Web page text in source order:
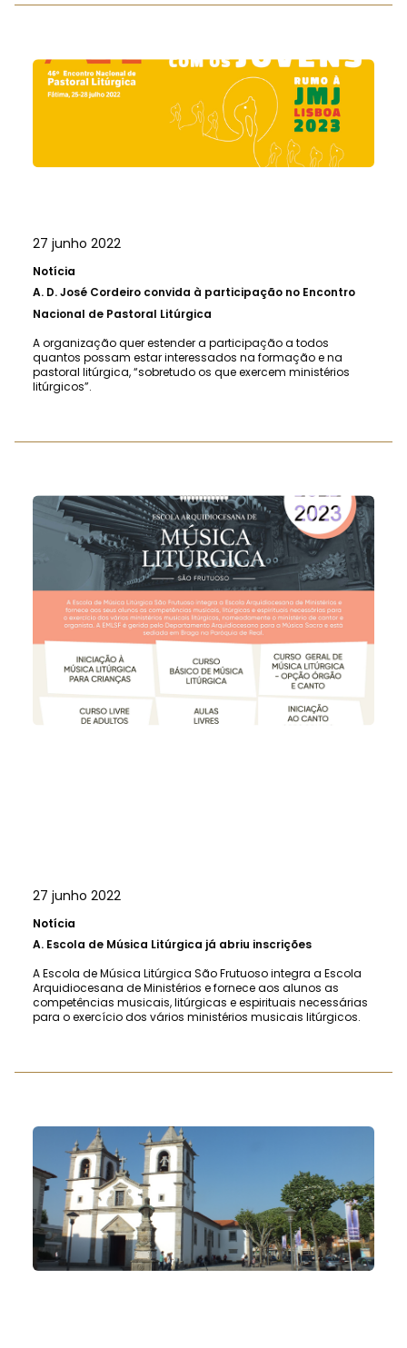
27 junho 2022
Notícia
A. D. José Cordeiro convida à participação no Encontro
Nacional de Pastoral Litúrgica
A organização quer estender a participação a todos
quantos possam estar interessados na formação e na
pastoral litúrgica, “sobretudo os que exercem ministérios
litúrgicos”.
27 junho 2022
Notícia
A. Escola de Música Litúrgica já abriu inscrições
A Escola de Música Litúrgica São Frutuoso integra a Escola
Arquidiocesana de Ministérios e fornece aos alunos as
competências musicais, litúrgicas e espirituais necessárias
para o exercício dos vários ministérios musicais litúrgicos.